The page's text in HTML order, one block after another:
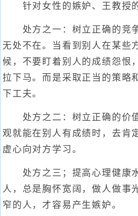
针对女性的嫉妒、王教授
处方之一：树立正确的竞
无处不在。当看到别人在某些
候，不要盯着别人的成绩怨恨
拉下马。而是采取正当的策略
下工夫。
处方之二：树立正确的价
观就能在别人有成绩时，去肯
虚心向对方学习。
处方之三；提高心理健康
人，总是胸怀宽阔，做人做事
窄的人，才容易产生嫉妒。